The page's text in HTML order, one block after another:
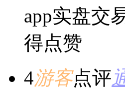
app实盘交
得点赞
4游客点评